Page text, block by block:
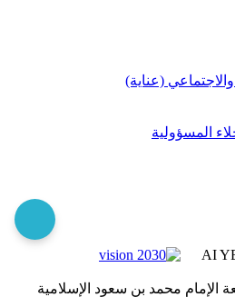
(عناية)
المسؤولية
محمد بن سعود الإسلامية